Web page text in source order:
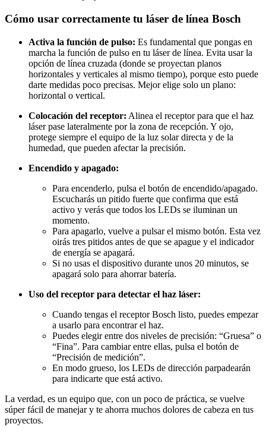
Cómo usar correctamente tu láser de línea Bosch
Activa la función de pulso: Es fundamental que pongas en
marcha la función de pulso en tu láser de línea. Evita usar la
opción de línea cruzada (donde se proyectan planos
horizontales y verticales al mismo tiempo), porque esto puede
darte medidas poco precisas. Mejor elige solo un plano:
horizontal o vertical.
Colocación del receptor: Alinea el receptor para que el haz
láser pase lateralmente por la zona de recepción. Y ojo,
protege siempre el equipo de la luz solar directa y de la
humedad, que pueden afectar la precisión.
Encendido y apagado:
Para encenderlo, pulsa el botón de encendido/apagado.
Escucharás un pitido fuerte que confirma que está
activo y verás que todos los LEDs se iluminan un
momento.
Para apagarlo, vuelve a pulsar el mismo botón. Esta vez
oirás tres pitidos antes de que se apague y el indicador
de energía se apagará.
Si no usas el dispositivo durante unos 20 minutos, se
apagará solo para ahorrar batería.
Uso del receptor para detectar el haz láser:
Cuando tengas el receptor Bosch listo, puedes empezar
a usarlo para encontrar el haz.
Puedes elegir entre dos niveles de precisión: “Gruesa” o
“Fina”. Para cambiar entre ellas, pulsa el botón de
“Precisión de medición”.
En modo grueso, los LEDs de dirección parpadearán
para indicarte que está activo.
La verdad, es un equipo que, con un poco de práctica, se vuelve
súper fácil de manejar y te ahorra muchos dolores de cabeza en tus
proyectos.